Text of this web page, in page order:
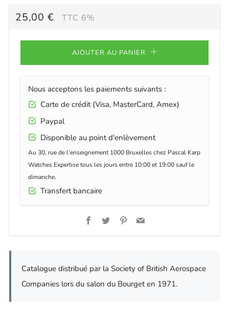
PRIX
25,00 € TTC 6%
AJOUTER AU PANIER
Nous acceptons les paiements suivants :
Carte de crédit (Visa, MasterCard, Amex)
Paypal
Disponible au point d'enlèvement
Au 30, rue de l’enseignement 1000 Bruxelles chez Pascal Karp
Watches Expertise tous les jours entre 10:00 et 19:00 sauf le
dimanche.
Transfert bancaire
Facebook
TwitterPinterest
Email
Catalogue distribué par la Society of British Aerospace
Companies lors du salon du Bourget en 1971.